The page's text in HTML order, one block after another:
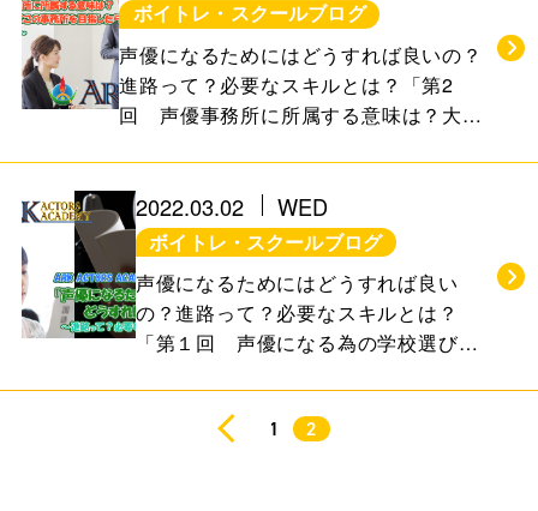
会社概要
FREE TRIAL
無料体験レッスン
はこちら
お問い合わせ 公式LINE
ボイトレ・スクールブログ
声優になるためにはどうすれば良いの？
進路って？必要なスキルとは？「第2
回 声優事務所に所属する意味は？大
2022.03.02 WED
ボイトレ・スクールブログ
声優になるためにはどうすれば良い
の？進路って？必要なスキルとは？
「第１回 声優になる為の学校選びは
1 2